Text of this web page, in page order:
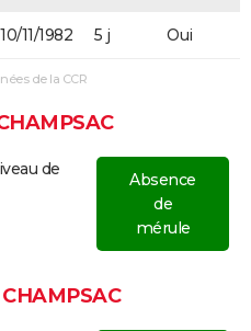
10/11/1982 5 j Oui
de la CCR
de
Absence
de
mérule